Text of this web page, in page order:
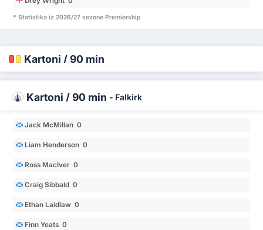
* Statistika iz 2026/27 sezone Premiership
Kartoni / 90 min
Kartoni / 90 min - Falkirk
Jack McMillan 0
Liam Henderson 0
Ross MacIver 0
Craig Sibbald 0
Ethan Laidlaw 0
Finn Yeats 0